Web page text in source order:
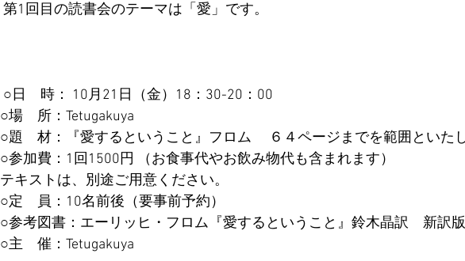
第1回目の読書会のテーマは「愛」です。
○日　時： 10月21日（金）18：30-20：00
○場　所：Tetugakuya
○題　材：『愛するということ』フロム 　６４ページまでを範囲といたし
○参加費：1回1500円 （お食事代やお飲み物代も含まれます）
テキストは、別途ご用意ください。
○定　員：10名前後（要事前予約）
○参考図書：エーリッヒ・フロム『愛するということ』鈴木晶訳　新訳
○主　催：Tetugakuya